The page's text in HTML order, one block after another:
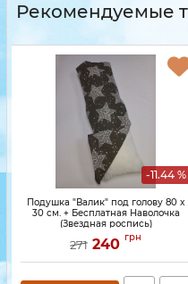
Рекомендуемые
-11.44 %
Подушка "Валик" под голову 80 x
30 см. + Бесплатная Наволочка
(Звездная роспись)
271 240 грн